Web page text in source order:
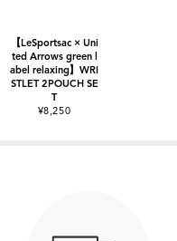
【LeSportsac × Uni
ted Arrows green l
abel relaxing】WRI
STLET 2POUCH SE
T
¥8,250